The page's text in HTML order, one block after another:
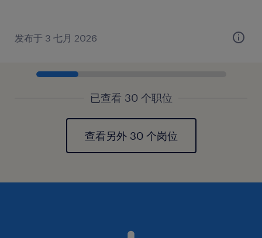
发布于 3 七月 2026
已查看 30 个职位
查看另外 30 个岗位